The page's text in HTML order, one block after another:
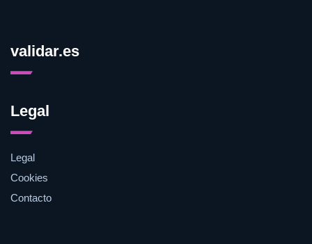
validar.es
Legal
Legal
Cookies
Contacto